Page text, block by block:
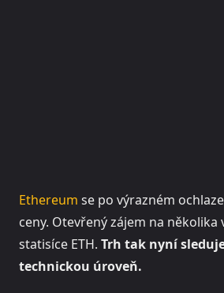
Ethereum se po výrazném
ceny. Otevřený zájem na
statisíce ETH. Trh tak nyní
technickou úroveň.